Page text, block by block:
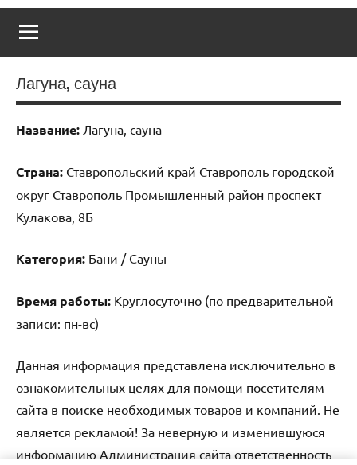
Лагуна, сауна
Название: Лагуна, сауна
Страна: Ставропольский край Ставрополь городской
округ Ставрополь Промышленный район проспект
Кулакова, 8Б
Категория: Бани / Сауны
Время работы: Круглосуточно (по предварительной
записи: пн-вс)
Данная информация представлена исключительно в
ознакомительных целях для помощи посетителям
сайта в поиске необходимых товаров и компаний. Не
является рекламой! За неверную и изменившуюся
информацию Администрация сайта ответственность